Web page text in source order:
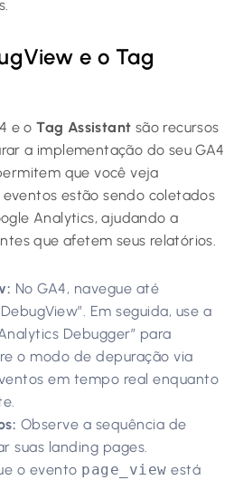
e o Tag
e oTag Assistant são recursos
a implementação do seu GA4
que você veja
estão sendo coletados
Analytics, ajudando a
que afetem seus relatórios.
No GA4, navegue até
Em seguida, use a
Debugger” para
o modo de depuração via
em tempo real enquanto
Observe a sequência de
suas landing pages.
o evento page_view está